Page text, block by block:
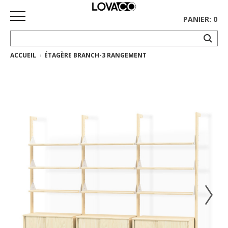
ACCUEIL
complète
Collection
Collection
Gus*
Tapis
PANIER: 0
ACCUEIL ÉTAGÈRE BRANCH-3 RANGEMENT